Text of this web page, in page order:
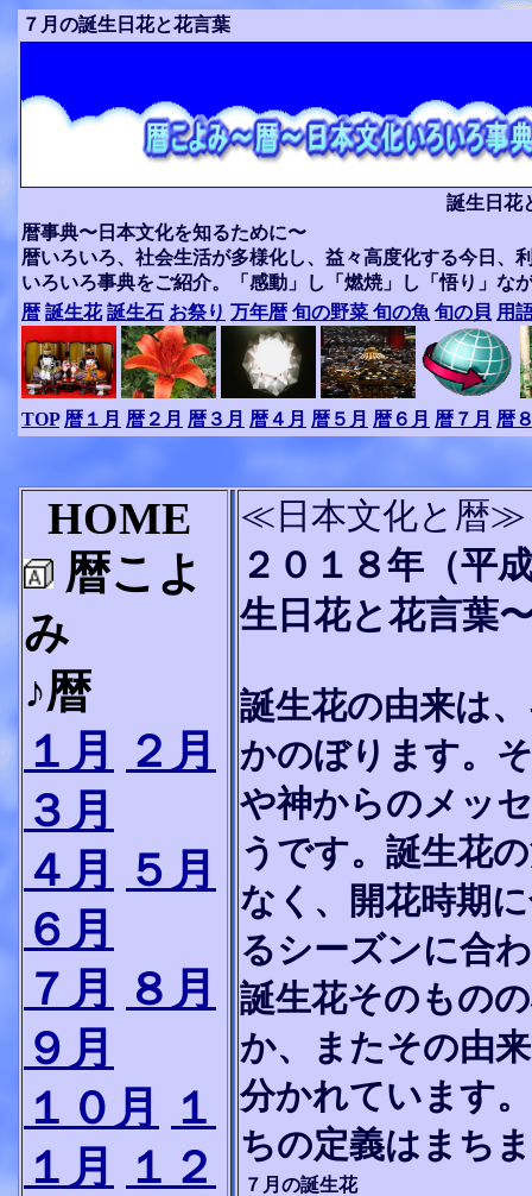
７月の誕生日花と花言葉
誕生日花
暦事典〜日本文化を知るために〜
暦いろいろ、社会生活が多様化し、益々高度化する今日、
いろいろ事典をご紹介。「感動」し「燃焼」し「悟り」な
暦 誕生花 誕生石 お祭り 万年暦 旬の野菜 旬の魚 旬の貝 用
TOP 暦１月 暦２月 暦３月 暦４月 暦５月 暦６月 暦７月 暦
HOME
暦こよ
み
♪暦
１月
２月
３月
４月
５月
６月
７月
８月
９月
１０月
１
１月
１２
≪日本文化と暦≫
２０１８年（平
生日花と花言葉
誕生花の由来は
かのぼります。
や神からのメッ
うです。誕生花
なく、開花時期
るシーズンに合
誕生花そのもの
か、またその由
分かれています
ちの定義はまち
７月の誕生花